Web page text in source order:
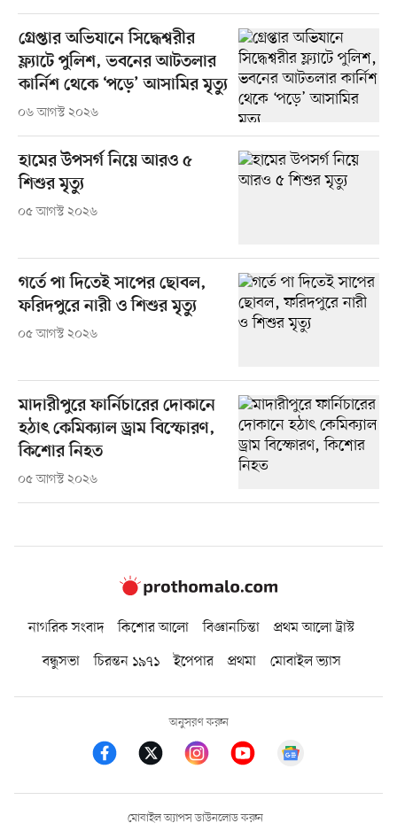
গ্রেপ্তার অভিযানে সিদ্ধেশ্বরীর
ফ্ল্যাটে পুলিশ, ভবনের আটতলার
কার্নিশ থেকে ‘পড়ে’ আসামির মৃত্যু
০৬ আগস্ট ২০২৬
হামের উপসর্গ নিয়ে আরও ৫
শিশুর মৃত্যু
০৫ আগস্ট ২০২৬
গর্তে পা দিতেই সাপের ছোবল,
ফরিদপুরে নারী ও শিশুর মৃত্যু
০৫ আগস্ট ২০২৬
মাদারীপুরে ফার্নিচারের দোকানে
হঠাৎ কেমিক্যাল ড্রাম বিস্ফোরণ,
কিশোর নিহত
০৫ আগস্ট ২০২৬
নাগরিক সংবাদ কিশোর আলো বিজ্ঞানচিন্তা
প্রথম আলো ট্রাস্ট
বন্ধুসভা
চিরন্তন ১৯৭১ ইপেপার প্রথমা মোবাইল ভ্যাস
অনুসরণ করুন
মোবাইল অ্যাপস ডাউনলোড করুন